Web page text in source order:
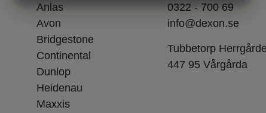
Anlas
Avon
Bridgestone
Continental
Dunlop
Heidenau
Maxxis
0322 - 700 69
info@dexon.se
Tubbetorp
447 95 Vårgårda
MARKNADSFÖRING STATISTIK